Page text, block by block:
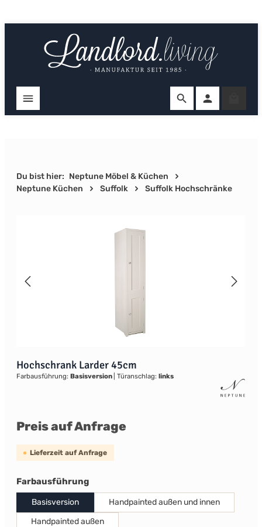
Du bist hier: Neptune Möbel & Küchen
Neptune Küchen
Suffolk Suffolk Hochschränke
Hochschrank Larder 45cm
Farbausführung: Basisversion Türanschlag: links
Preis auf Anfrage
Lieferzeit auf Anfrage
Farbausführungauswählen
Basisversion
Handpainted außen und innen
Handpainted außen